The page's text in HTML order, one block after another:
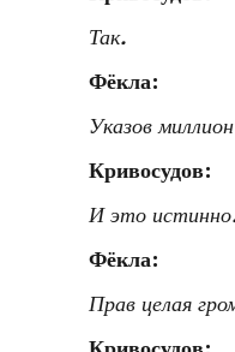
Так.
Фёкла:
Указов
Кривосудов:
И это
Фёкла:
Прав целая